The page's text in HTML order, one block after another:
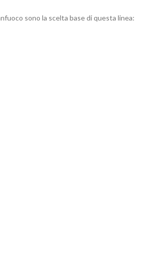
sono la scelta base di questa linea: